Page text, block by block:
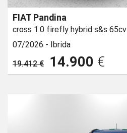
FIAT Pandina
cross 1.0 firefly hybrid s&s 65cv
07/2026 - Ibrida
19.412 €
14.900 €